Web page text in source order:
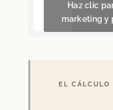
Haz clic
marketing y
EL CÁLCULO